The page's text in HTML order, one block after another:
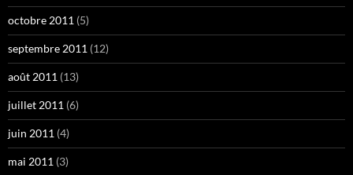
octobre 2011 (5)
septembre 2011 (12)
août 2011 (13)
juillet 2011 (6)
juin 2011 (4)
mai 2011 (3)